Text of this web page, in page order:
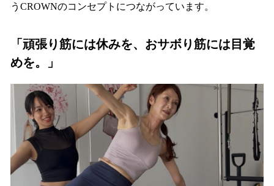
うCROWNのコンセプトにつながっています。
「頑張り筋には休みを、おサボり筋には目覚
めを。」